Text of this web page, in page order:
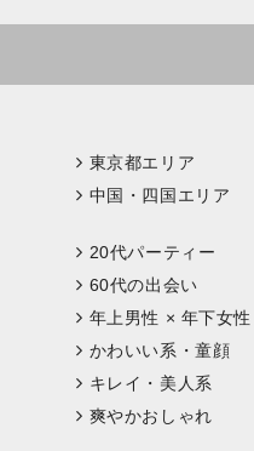
東京都エリア
中国・四国エリア
20代パーティー
60代の出会い
年上男性 × 年下女性
かわいい系・童顔
キレイ・美人系
爽やかおしゃれ